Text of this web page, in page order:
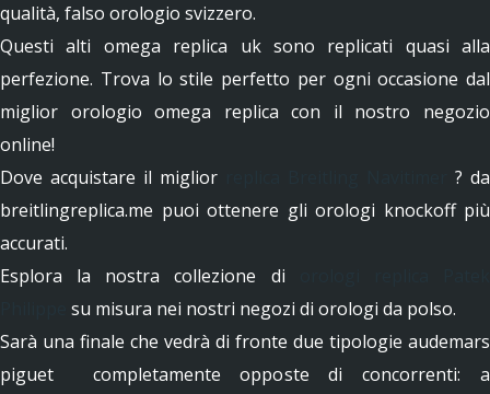
qualità, falso orologio svizzero.
Questi alti omega replica uk sono replicati quasi alla
perfezione. Trova lo stile perfetto per ogni occasione dal
miglior orologio omega replica con il nostro negozio
online!
Dove acquistare il miglior
? da
breitlingreplica.me puoi ottenere gli orologi knockoff più
accurati.
Esplora la nostra collezione di
su misura nei nostri negozi di orologi da polso.
Sarà una finale che vedrà di fronte due tipologie audemars
piguet completamente opposte di concorrenti: a